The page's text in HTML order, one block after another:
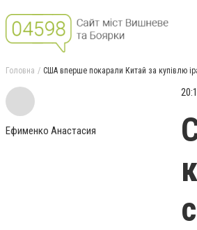
Головна США вперше покарали Китай за купівлю
Ефименко Анастасия